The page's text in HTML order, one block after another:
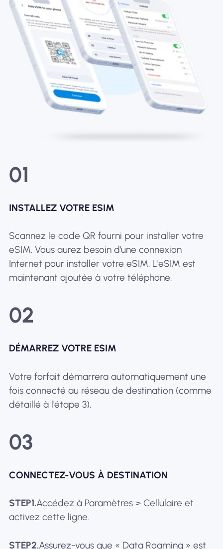
01
INSTALLEZ VOTRE ESIM
Scannez le code QR fourni pour installer votre
eSIM. Vous aurez besoin d’une connexion
Internet pour installer votre eSIM. L'eSIM est
maintenant ajoutée à votre téléphone.
02
DÉMARREZ VOTRE ESIM
Votre forfait démarrera automatiquement une
fois connecté au réseau de destination (comme
détaillé à l'étape 3).
03
CONNECTEZ-VOUS À DESTINATION
STEP1.Accédez à Paramètres > Cellulaire et
activez cette ligne.
STEP2.Assurez-vous que « Data Roaming » est